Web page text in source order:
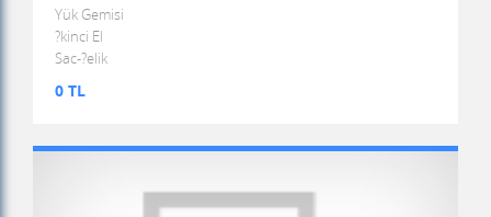
Yük Gemisi
?kinci El
Sac-?elik
0 TL